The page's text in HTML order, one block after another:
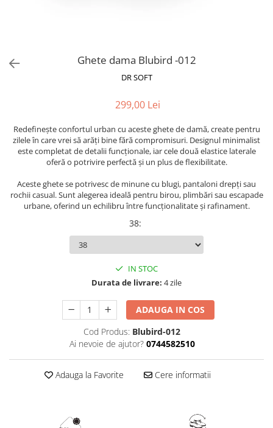
Ghete dama Blubird -012
DR SOFT
299,00 Lei
Redefinește confortul urban cu aceste ghete de damă, create pentru
zilele în care vrei să arăți bine fără compromisuri. Designul minimalist
este completat de detalii funcționale, iar cele două elastice laterale
oferă o potrivire perfectă și un plus de flexibilitate.
Aceste ghete se potrivesc de minune cu blugi, pantaloni drepți sau
rochii casual. Sunt alegerea ideală pentru birou, plimbări sau escapade
urbane, oferind un echilibru între funcționalitate și rafinament.
38:
IN STOC
Durata de livrare: 4 zile
ADAUGA IN COS
Cod Produs: Blubird-012
Ai nevoie de ajutor? 0744582510
Adauga la Favorite Cere informatii